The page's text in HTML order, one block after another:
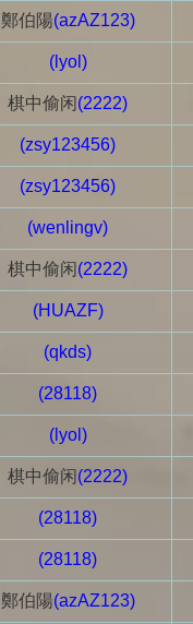
鄭伯陽(azAZ123)
(lyol)
棋中偷闲 (2222)
(zsy123456)
(zsy123456)
(wenlingv)
棋中偷闲 (2222)
(HUAZF)
(qkds)
(28118)
(lyol)
棋中偷闲 (2222)
(28118)
(28118)
鄭伯陽(azAZ123)